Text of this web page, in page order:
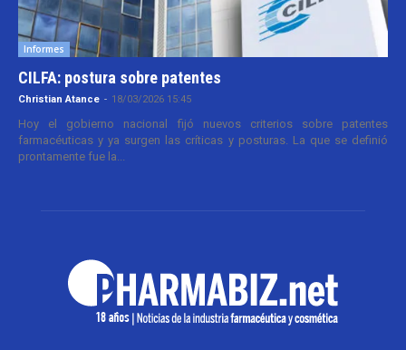
Informes
CILFA: postura sobre patentes
Christian Atance - 18/03/2026 15:45
Hoy el gobierno nacional fijó nuevos criterios sobre patentes
farmacéuticas y ya surgen las críticas y posturas. La que se definió
prontamente fue la...